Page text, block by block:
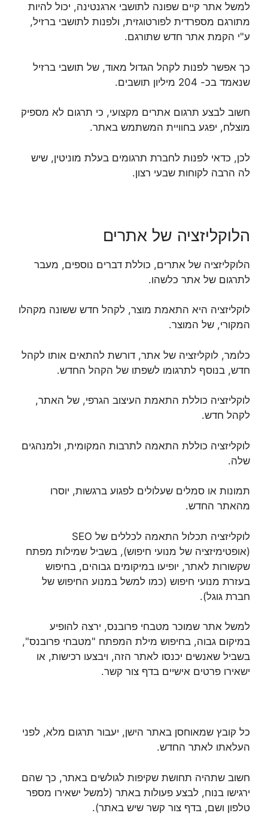
למשל אתר קיים שפונה לתושבי ארגנטינה, יכול להיות
מתורגם מספרדית לפורטוגזית, ולפנות לתושבי ברזיל,
ע"י הקמת אתר חדש שתורגם.
כך אפשר לפנות לקהל הגדול מאוד, של תושבי ברזיל
שנאמד בכ- 204 מיליון תושבים.
חשוב לבצע תרגום אתרים מקצועי, כי תרגום לא מספיק
מוצלח, יפגע בחוויית המשתמש באתר.
לכן, כדאי לפנות לחברת תרגומים בעלת מוניטין, שיש
לה הרבה לקוחות שבעי רצון.
הלוקליזציה של אתרים
הלוקליזציה של אתרים, כוללת דברים נוספים, מעבר
לתרגום של אתר כלשהו.
לוקליזציה היא התאמת מוצר, לקהל חדש ששונה מקהלו
המקורי, של המוצר.
כלומר, לוקליזציה של אתר, דורשת להתאים אותו לקהל
חדש, בנוסף לתרגומו לשפתו של הקהל החדש.
לוקליזציה כוללת התאמת העיצוב הגרפי, של האתר,
לקהל חדש.
לוקליזציה כוללת התאמה לתרבות המקומית, ולמנהגים
שלה.
תמונות או סמלים שעלולים לפגוע ברגשות, יוסרו
מהאתר החדש.
לוקליזציה תכלול התאמה לכללים של SEO
(אופטימיזציה של מנועי חיפוש), בשביל שמילות מפתח
שקשורות לאתר, יופיעו במיקומים גבוהים, בחיפוש
בעזרת מנועי חיפוש (כמו למשל במנוע החיפוש של
חברת גוגל).
למשל אתר שמוכר מטבחי פרובנס, ירצה להופיע
במיקום גבוה, בחיפוש מילת המפתח "מטבחי פרובנס",
בשביל שאנשים יכנסו לאתר הזה, ויבצעו רכישות, או
ישאירו פרטים אישיים בדף צור קשר.
כל קובץ שמאוחסן באתר הישן, יעבור תרגום מלא, לפני
העלאתו לאתר החדש.
חשוב שתהיה תחושת שקיפות לגולשים באתר, כך שהם
ירגישו בנוח, לבצע פעולות באתר (למשל ישאירו מספר
טלפון ושם, בדף צור קשר שיש באתר).